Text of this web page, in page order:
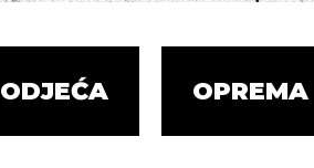
ODJEĆA OPREMA